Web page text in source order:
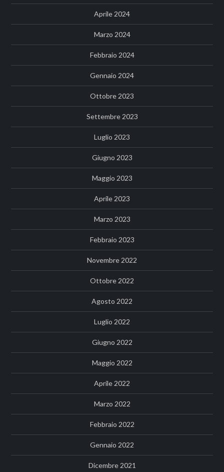
Aprile 2024
Marzo 2024
Febbraio 2024
Gennaio 2024
Ottobre 2023
Settembre 2023
Luglio 2023
Giugno 2023
Maggio 2023
Aprile 2023
Marzo 2023
Febbraio 2023
Novembre 2022
Ottobre 2022
Agosto 2022
Luglio 2022
Giugno 2022
Maggio 2022
Aprile 2022
Marzo 2022
Febbraio 2022
Gennaio 2022
Dicembre 2021